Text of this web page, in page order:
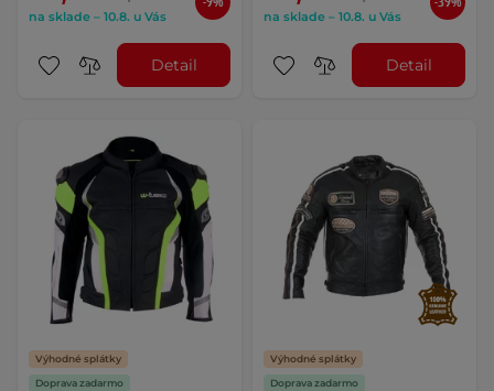
na sklade – 10.8. u Vás
Detail
na sklade – 10.8. u Vás
Detail
Výhodné splátky
Doprava zadarmo
Výhodné splátky
Doprava zadarmo